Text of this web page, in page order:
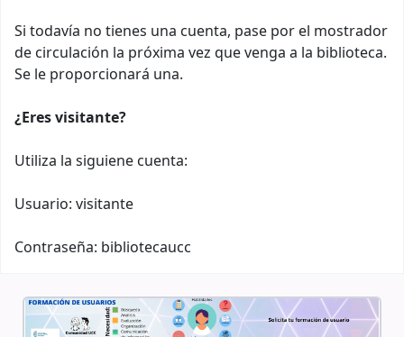
Si todavía no tienes una cuenta, pase por el mostrador
de circulación la próxima vez que venga a la biblioteca.
Se le proporcionará una.
¿Eres visitante?
Utiliza la siguiene cuenta:
Usuario: visitante
Contraseña: bibliotecaucc